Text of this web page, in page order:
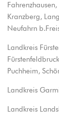
Kranzberg,
Neufahrn
Landkreis
Puchheim,
Landkreis
Landkreis